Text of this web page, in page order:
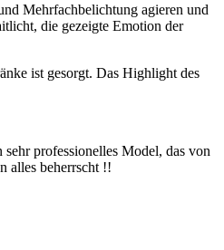
Mehrfachbelichtung agieren und
die gezeigte Emotion der
ist gesorgt. Das Highlight des
professionelles Model, das von
alles beherrscht !!